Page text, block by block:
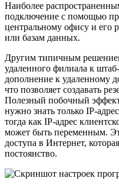
Наиболее
подключение с помощью
центральному офису и его
или базам данных.
Другим типичным
удаленного филиала к
дополнение к удаленному
что позволяет создавать
Полезный побочный
нужно знать только IP-
тогда как IP-адрес
может быть переменным.
доступа в Интернет,
постоянство.